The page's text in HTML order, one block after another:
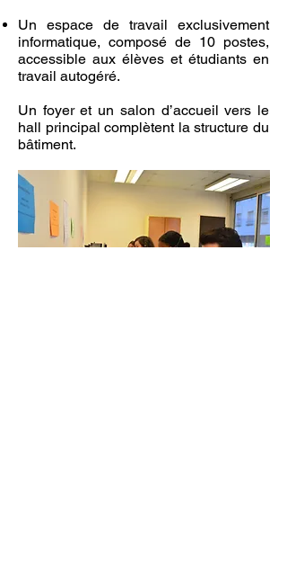
Un espace de travail exclusivement
informatique, composé de 10 postes,
accessible aux élèves et étudiants en
travail autogéré.
Un foyer et un salon d’accueil vers le
hall principal complètent la structure du
bâtiment.